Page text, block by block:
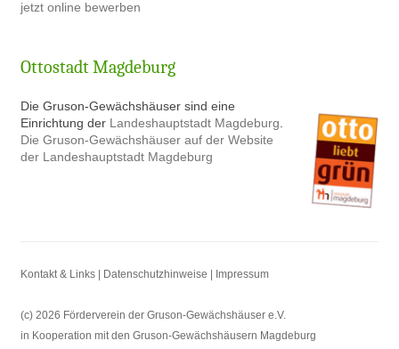
jetzt online bewerben
Ottostadt Magdeburg
Die Gruson-Gewächshäuser sind eine
Einrichtung der Landeshauptstadt Magdeburg.
Die Gruson-Gewächshäuser auf der Website
der Landeshauptstadt Magdeburg
Kontakt & Links | Datenschutzhinweise | Impressum
(c) 2026 Förderverein der Gruson-Gewächshäuser e.V.
in Kooperation mit den Gruson-Gewächshäusern Magdeburg